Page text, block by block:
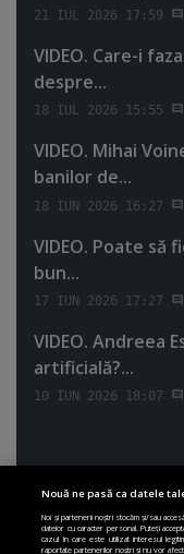
21 IUL 2026 17:59
VIDEO. Care-i
despre...
18 IUL 2026 15:55
VIDEO. Mihai
banilor de...
18 IUN 2026 16:27
VIDEO. Poate să
bun...
17 IUN 2026 17:27
VIDEO. Andreea
artificială?...
10 IUN 2026 18:07
PRIMA PAGINĂ
Nouă ne pasă ca datele
Noi și partenerii noștri stocăm și/sau
datelor cu caracter personal. Puteți
cazul în care este utilizat interesul
raportate partenerilor noștri și nu vor